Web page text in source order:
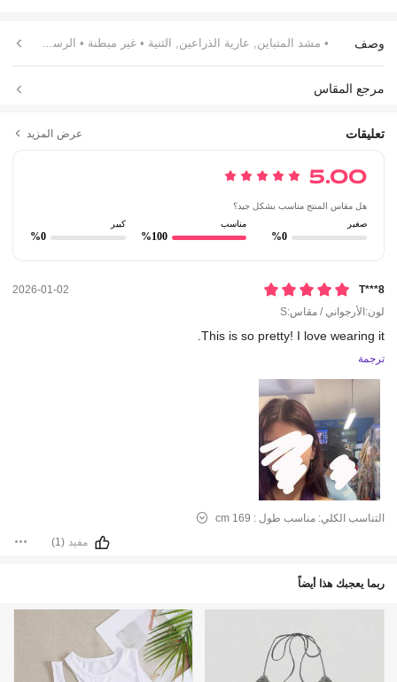
وصف • مشد المتباين, عارية الذراعين, الثنية • غير مبطنة • الرسن العنق
مرجع المقاس
تعليقات عرض المزيد
5.00
هل مقاس المنتج مناسب بشكل جيد؟
صغير
%0
مناسب
%100
كبير
%0
T***8
2026-01-02
لون:الأرجواني / مقاس:S
This is so pretty! I love wearing it.
ترجمة
التناسب الكلي:مناسب طول : 169 cm
مفيد (1)
ربما يعجبك هذا أيضاً